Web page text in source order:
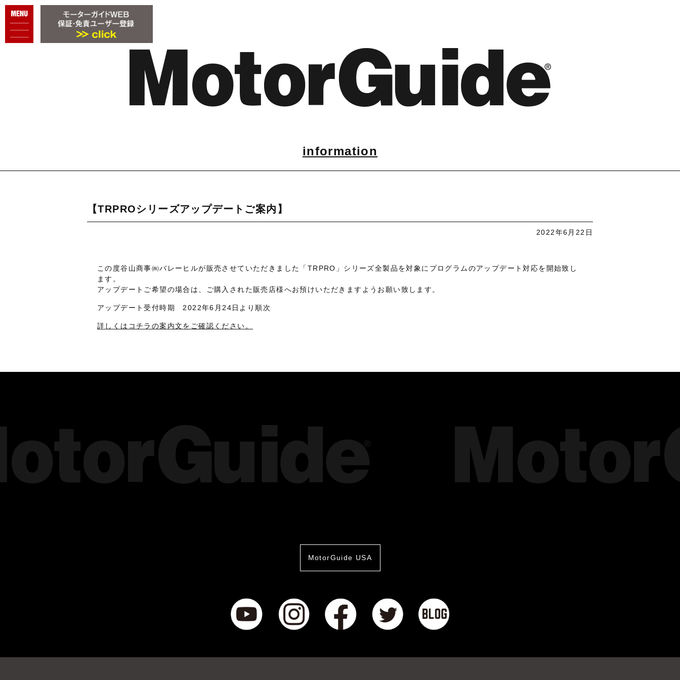
information
【TRPROシリーズアップデートご案内】
2022年6月22日
この度谷山商事㈱バレーヒルが販売させていただきました「TRPRO」シリーズ全製品を対象にプログラムのアップデート対応を開始致し
ます。
アップデートご希望の場合は、ご購入された販売店様へお預けいただきますようお願い致します。
アップデート受付時期 2022年6月24日より順次
詳しくはコチラの案内文をご確認ください。
MotorGuide USA